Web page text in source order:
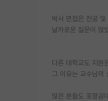
박사 면접은 전공
날카로운 질문이 많
다른 대학교도 지원
그 이유는 교수님의
많은 분들도 포항공